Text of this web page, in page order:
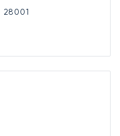
28001